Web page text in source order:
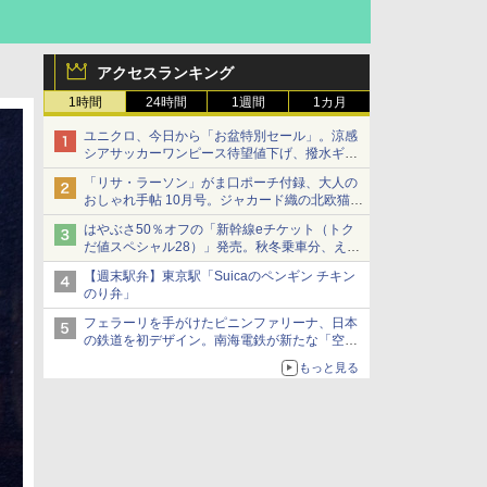
アクセスランキング
1時間 24時間 1週間 1カ月
ユニクロ、今日から「お盆特別セール」。涼感
シアサッカーワンピース待望値下げ、撥水ギア
ショーツは1990円に
「リサ・ラーソン」がま口ポーチ付録、大人の
おしゃれ手帖 10月号。ジャカード織の北欧猫デ
ザイン
はやぶさ50％オフの「新幹線eチケット（トク
だ値スペシャル28）」発売。秋冬乗車分、えき
ねっと限定
【週末駅弁】東京駅「Suicaのペンギン チキン
のり弁」
フェラーリを手がけたピニンファリーナ、日本
の鉄道を初デザイン。南海電鉄が新たな「空港
もっと見る